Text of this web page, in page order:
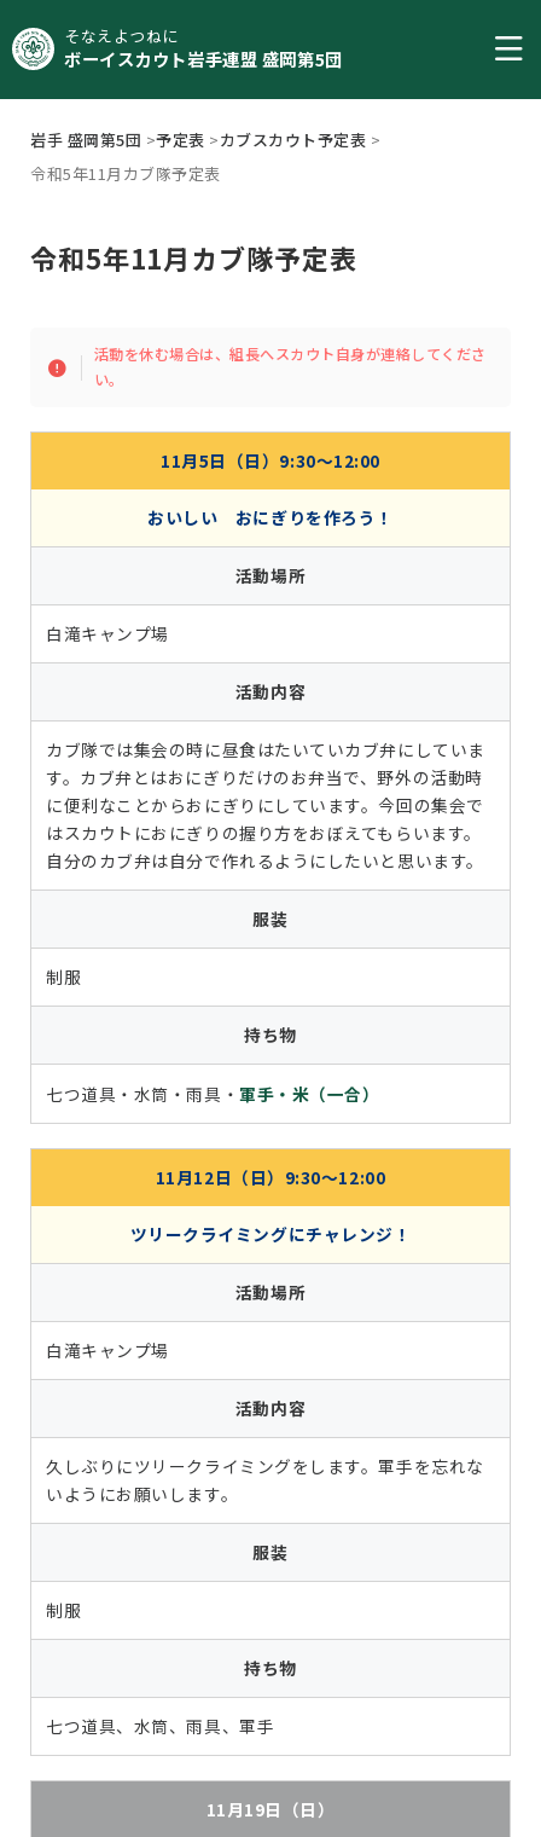
そなえよつねに
ボーイスカウト岩手連盟 盛岡第5団
岩手 盛岡第5団 >予定表 >カブスカウト予定表 >
令和5年11月カブ隊予定表
令和5年11月カブ隊予定表
活動を休む場合は、組長へスカウト自身が連絡してくださ
い。
11月5日（日）9:30〜12:00
おいしい おにぎりを作ろう！
活動場所
白滝キャンプ場
活動内容
カブ隊では集会の時に昼食はたいていカブ弁にしていま
す。カブ弁とはおにぎりだけのお弁当で、野外の活動時
に便利なことからおにぎりにしています。今回の集会で
はスカウトにおにぎりの握り方をおぼえてもらいます。
自分のカブ弁は自分で作れるようにしたいと思います。
服装
制服
持ち物
七つ道具・水筒・雨具・軍手・米（一合）
11月12日（日）9:30〜12:00
ツリークライミングにチャレンジ！
活動場所
白滝キャンプ場
活動内容
久しぶりにツリークライミングをします。軍手を忘れな
いようにお願いします。
服装
制服
持ち物
七つ道具、水筒、雨具、軍手
11月19日（日）